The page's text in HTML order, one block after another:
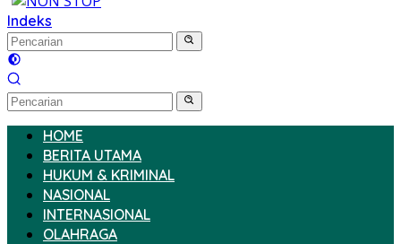
Indeks
HOME
BERITA UTAMA
HUKUM & KRIMINAL
NASIONAL
INTERNASIONAL
OLAHRAGA